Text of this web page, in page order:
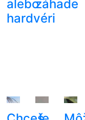
alebo
hardvéri
záhade